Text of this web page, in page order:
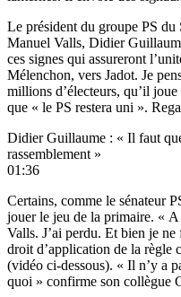
Le président du groupe PS du
Manuel Valls, Didier
ces signes qui assureront
Mélenchon, vers Jadot. Je
millions d’électeurs, qu’il
que « le PS restera uni ».
Didier Guillaume : « Il faut
rassemblement »
01:36
Certains, comme le sénateur
jouer le jeu de la primaire. «
Valls. J’ai perdu. Et bien je
droit d’application de la règle
(vidéo ci-dessous). « Il n’y a
quoi » confirme son collègue